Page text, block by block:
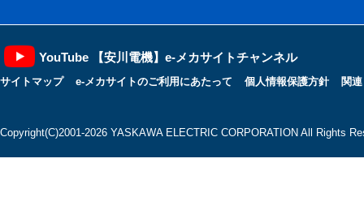
YouTube 【安川電機】e-メカサイトチャンネル
サイトマップ e-メカサイトのご利用にあたって 個人情報保護方針 関
Copyright(C)2001‐2026 YASKAWA ELECTRIC CORPORATION All Rights